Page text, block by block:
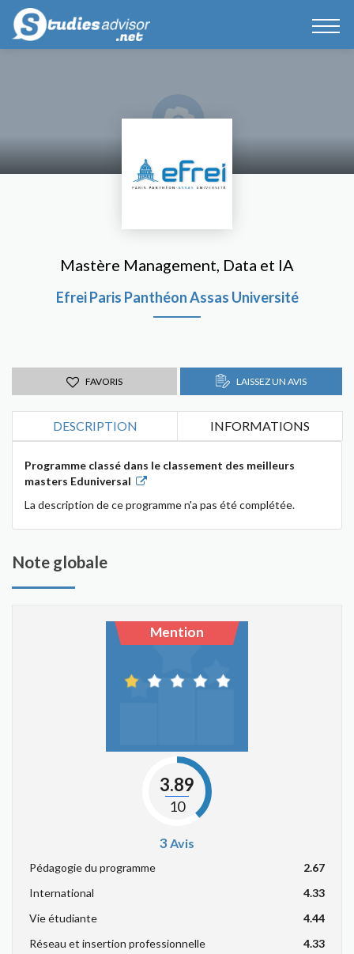
Mastère Management, Data et IA
Efrei Paris Panthéon Assas Université
FAVORIS LAISSEZ UN AVIS
DESCRIPTION INFORMATIONS
Programme classé dans le classement des meilleurs
masters Eduniversal
La description de ce programme n'a pas été complétée.
Note globale
Mention
3.89
10
3Avis
Pédagogie du programme
2.67
International
4.33
Vie étudiante
4.44
Réseau et insertion professionnelle
4.33